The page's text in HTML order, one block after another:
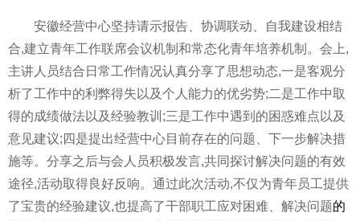
安徽经营中心坚持请示报告、协调联动、自我建设相结
合,建立青年工作联席会议机制和常态化青年培养机制。会上,
主讲人员结合日常工作情况认真分享了思想动态,一是客观分
析了工作中的利弊得失以及个人能力的优劣势;二是工作中取
得的成绩做法以及经验教训;三是工作中遇到的困惑难点以及
意见建议;四是提出经营中心目前存在的问题、下一步解决措
施等。分享之后与会人员积极发言,共同探讨解决问题的有效
途径,活动取得良好反响。通过此次活动,不仅为青年员工提供
了宝贵的经验建议,也提高了干部职工应对困难、解决问题的